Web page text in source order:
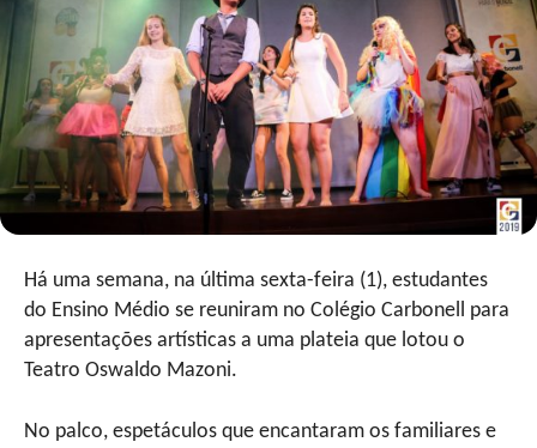
Há uma semana, na última sexta-feira (1), estudantes
do Ensino Médio se reuniram no Colégio Carbonell para
apresentações artísticas a uma plateia que lotou o
Teatro Oswaldo Mazoni.
No palco, espetáculos que encantaram os familiares e